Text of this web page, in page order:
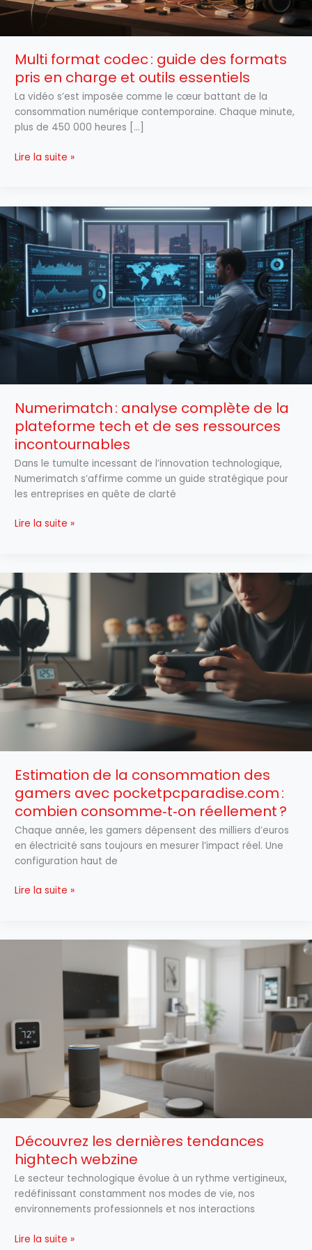
Multi format codec : guide des formats
pris en charge et outils essentiels
La vidéo s’est imposée comme le cœur battant de la
consommation numérique contemporaine. Chaque minute,
plus de 450 000 heures […]
outils
Lire la suite »
Numerimatch : analyse complète de la
plateforme tech et de ses ressources
incontournables
Dans le tumulte incessant de l’innovation technologique,
Numerimatch s’affirme comme un guide stratégique pour
les entreprises en quête de clarté
Numerimatch :
analyse
complète
de
la
plateforme
tech
de
incontournables
Lire la suite »
Estimation de la consommation des
gamers avec pocketpcparadise.com :
combien consomme‑t‑on réellement ?
Chaque année, les gamers dépensent des milliers d’euros
en électricité sans toujours en mesurer l’impact réel. Une
configuration haut de
Estimation
de
consommation
des
gamers
avec
pocketpcparadise.com :
combien
Lire la suite »
Découvrez les dernières tendances
hightech webzine
Le secteur technologique évolue à un rythme vertigineux,
redéfinissant constamment nos modes de vie, nos
environnements professionnels et nos interactions
webzine
Lire la suite »